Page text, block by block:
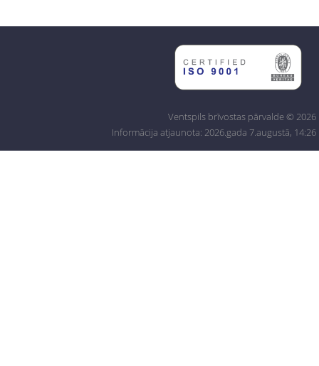
Ventspils brīvostas pārvalde © 2026
Informācija atjaunota: 2026.gada 7.augustā, 14:26